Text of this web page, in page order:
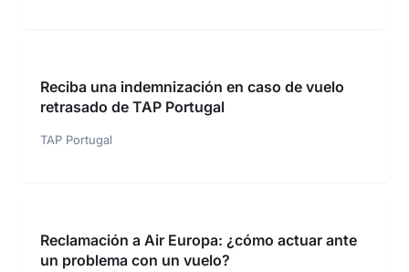
Reciba una indemnización en caso de vuelo
retrasado de TAP Portugal
TAP Portugal
Reclamación a Air Europa: ¿cómo actuar ante
un problema con un vuelo?